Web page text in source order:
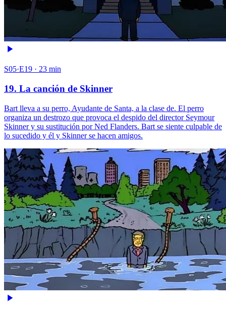
S05·E19 · 23 min
19. La canción de Skinner
Bart lleva a su perro, Ayudante de Santa, a la clase de. El perro
organiza un destrozo que provoca el despido del director Seymour
Skinner y su sustitución por Ned Flanders. Bart se siente culpable de
lo sucedido y él y Skinner se hacen amigos.